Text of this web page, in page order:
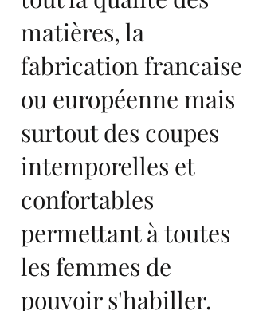
matières, la
fabrication francaise
ou européenne mais
surtout des coupes
intemporelles et
confortables
permettant à toutes
les femmes de
pouvoir s'habiller.